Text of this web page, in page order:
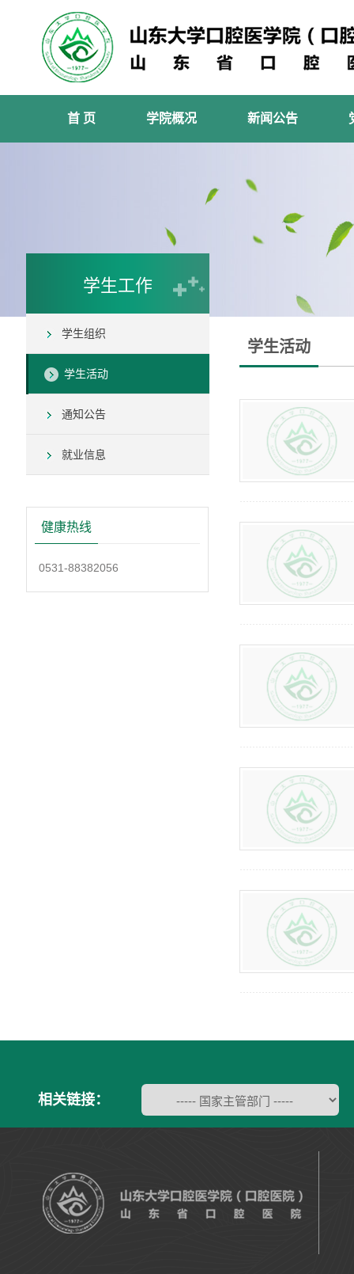
首 页 学院概况 新闻公告
学生工作
学生组织
学生活动
通知公告
就业信息
健康热线
0531-88382056
学生活动
相关链接：